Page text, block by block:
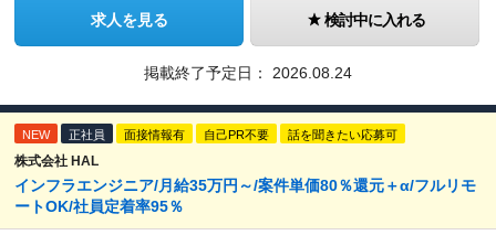
求人を見る 検討中に入れる
掲載終了予定日： 2026.08.24
NEW 正社員 面接情報有 自己PR不要 話を聞きたい応募可
株式会社 HAL
インフラエンジニア/月給35万円～/案件単価80％還元＋α/フルリモ
ートOK/社員定着率95％